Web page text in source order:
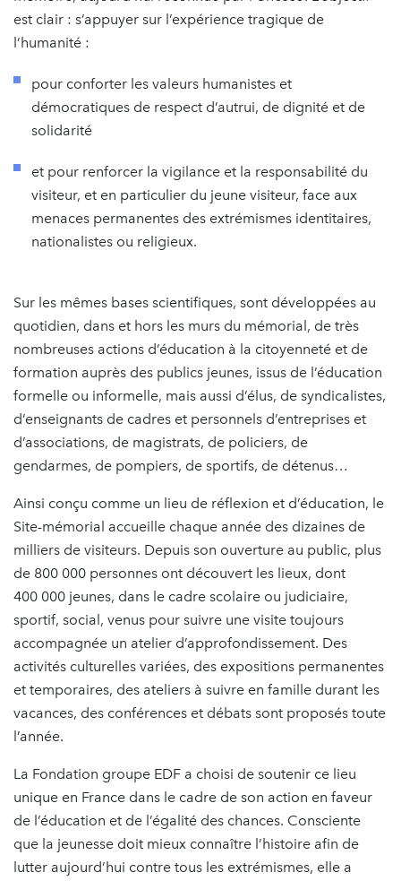
est clair : s’appuyer sur l’expérience tragique de
l’humanité :
pour conforter les valeurs humanistes et
démocratiques de respect d’autrui, de dignité et de
solidarité
et pour renforcer la vigilance et la responsabilité du
visiteur, et en particulier du jeune visiteur, face aux
menaces permanentes des extrémismes identitaires,
nationalistes ou religieux.
Sur les mêmes bases scientifiques, sont développées au
quotidien, dans et hors les murs du mémorial, de très
nombreuses actions d’éducation à la citoyenneté et de
formation auprès des publics jeunes, issus de l’éducation
formelle ou informelle, mais aussi d’élus, de syndicalistes,
d’enseignants de cadres et personnels d’entreprises et
d’associations, de magistrats, de policiers, de
gendarmes, de pompiers, de sportifs, de détenus…
Ainsi conçu comme un lieu de réflexion et d’éducation, le
Site-mémorial accueille chaque année des dizaines de
milliers de visiteurs. Depuis son ouverture au public, plus
de 800 000 personnes ont découvert les lieux, dont
400 000 jeunes, dans le cadre scolaire ou judiciaire,
sportif, social, venus pour suivre une visite toujours
accompagnée un atelier d’approfondissement. Des
activités culturelles variées, des expositions permanentes
et temporaires, des ateliers à suivre en famille durant les
vacances, des conférences et débats sont proposés toute
l’année.
La Fondation groupe EDF a choisi de soutenir ce lieu
unique en France dans le cadre de son action en faveur
de l’éducation et de l’égalité des chances. Consciente
que la jeunesse doit mieux connaître l’histoire afin de
lutter aujourd’hui contre tous les extrémismes, elle a